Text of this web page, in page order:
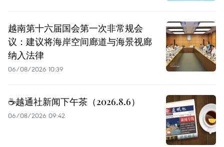
越南第十六届国会第一次非常规会
议：建议将海岸空间廊道与海景视廊
纳入法律
06/08/2026 10:39
☕️越通社新闻下午茶（2026.8.6）
06/08/2026 09:42